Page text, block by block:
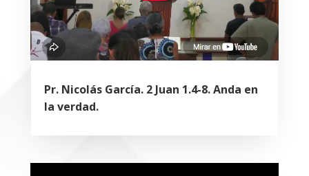
Pr. Nicolás García. 2 Juan 1.4-8. Anda en
la verdad.